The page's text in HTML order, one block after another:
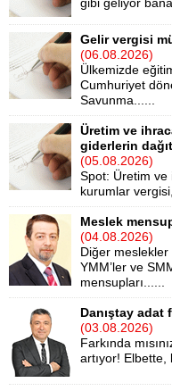
Gelir vergisi
(06.08.2026)
Ülkemizde
Cumhuriyet
Savunma......
Üretim ve
giderlerin
(05.08.2026)
Spot: Üretim ve
kurumlar
Meslek
(04.08.2026)
Diğer meslekler
YMM’ler ve
mensupları......
Danıştay adat
(03.08.2026)
Farkında
artıyor!